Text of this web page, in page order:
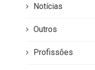
Notícias
Outros
Profissões